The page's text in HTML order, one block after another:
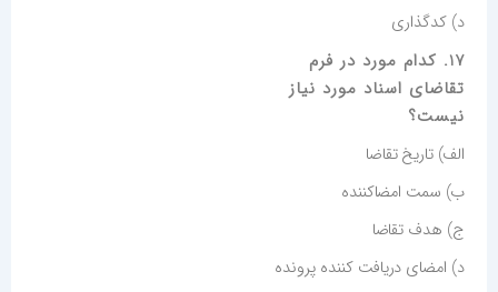
د) کدگذاری
17. کدام مورد در فرم
تقاضای اسناد مورد نیاز
نیست؟
الف) تاریخ تقاضا
ب) سمت امضاکننده
ج) هدف تقاضا
د) امضای دریافت کننده پرونده